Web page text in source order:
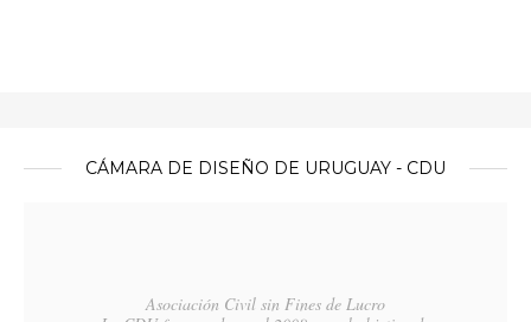
CÁMARA DE DISEÑO DE URUGUAY - CDU
Asociación Civil sin Fines de Lucro